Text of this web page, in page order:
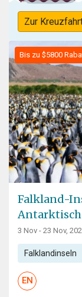
Zur
Bis zu $5800
Falkland-
3 Nov - 23 Nov,
Falklandinseln
EN